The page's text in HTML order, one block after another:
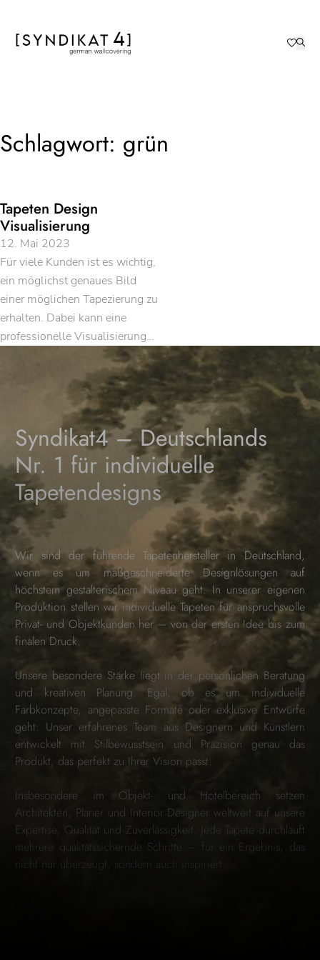
Schlagwort: grün
Tapeten Design
Visualisierung
12. Mai 2023
Für viele Kunden ist es wichtig,
ein möglichst genaues Bild
einer möglichen Tapezierung zu
erhalten. Dabei kann eine
professionelle Visualisierung…
Wir sind der führende Tapetenhersteller in Deutschland,
wenn es um maßgeschneiderte Designlösungen auf
höchstem gestalterischem Niveau geht. In unserer eigenen
Produktion stellen wir individuelle Tapeten für anspruchsvolle
Privat- und Objektkunden her – von der ersten Idee bis zum
finalen Druck.
Unsere besondere Stärke liegt in der persönlichen Beratung
und kreativen Planung. Egal, ob es um individuelle
Farbkonzepte, angepasste Formate oder exklusive Entwürfe
geht: Unser erfahrenes Team aus Designern und Künstlern
entwickelt mit Stilbewusstsein und Präzision genau das
Produkt, das perfekt zu Ihrer Vision passt.
Insbesondere im Objekt- und Hotelbereich setzen
Architekten, Planer und Interior Designer weltweit auf unsere
Expertise, Qualität und Zuverlässigkeit. Jede Tapete durchläuft
mehrere qualitätssichernde Schritte – für ein Ergebnis, das
nicht nur überzeugt, sondern auch inspiriert.
Syndikat4 – Deutschlands
Nr. 1 für individuelle
Tapetendesigns